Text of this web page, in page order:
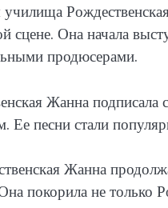
сцене. Она начала
продюсерами.
Жанна
Ее песни стали
Жанна
покорила не только